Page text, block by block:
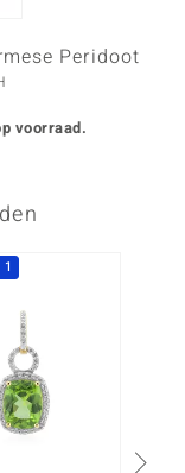
Peridoot
voorraad.